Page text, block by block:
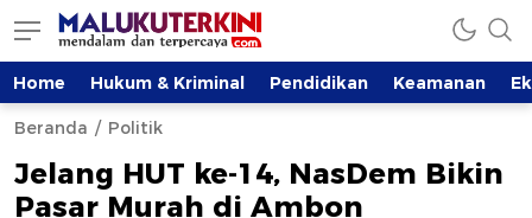
Home Hukum & Kriminal Pendidikan Keamanan
Beranda Politik
Jelang HUT ke-14, NasDem Bikin
Pasar Murah di Ambon